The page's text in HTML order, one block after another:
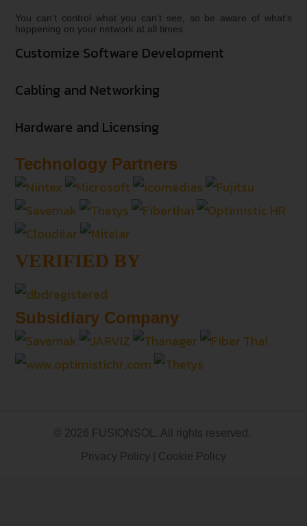
You can’t control what you can’t see, so be aware of what’s
happening on your network at all times.
Customize Software Development
Cabling and Networking
Hardware and Licensing
Technology Partners
VERIFIED BY
Subsidiary Company
© 2026 FUSIONSOL. All rights reserved.
Privacy Policy
Cookie Policy